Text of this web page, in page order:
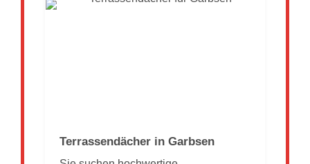
Terrassendächer in Garbsen